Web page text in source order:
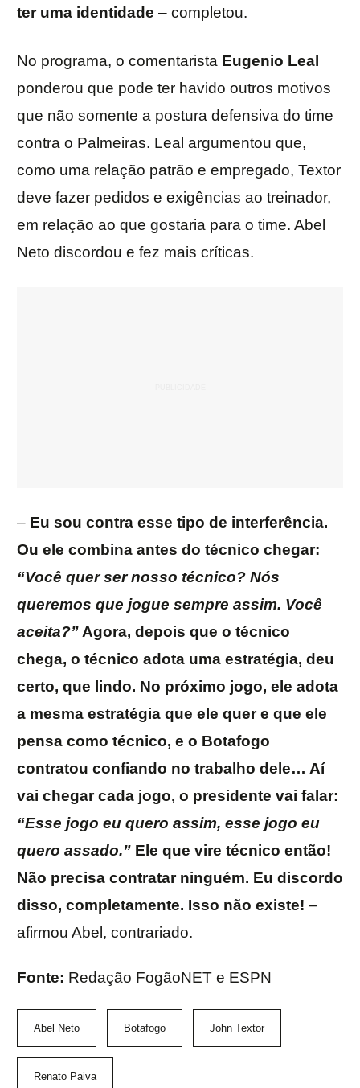
ter uma identidade – completou.
No programa, o comentarista Eugenio Leal
ponderou que pode ter havido outros motivos
que não somente a postura defensiva do time
contra o Palmeiras. Leal argumentou que,
como uma relação patrão e empregado, Textor
deve fazer pedidos e exigências ao treinador,
em relação ao que gostaria para o time. Abel
Neto discordou e fez mais críticas.
– Eu sou contra esse tipo de interferência.
Ou ele combina antes do técnico chegar:
“Você quer ser nosso técnico? Nós
queremos que jogue sempre assim. Você
aceita?”Agora, depois que o técnico
chega, o técnico adota uma estratégia, deu
certo, que lindo. No próximo jogo, ele adota
a mesma estratégia que ele quer e que ele
pensa como técnico, e o Botafogo
contratou confiando no trabalho dele… Aí
vai chegar cada jogo, o presidente vai falar:
“Esse jogo eu quero assim, esse jogo eu
quero assado.” Ele que vire técnico então!
Não precisa contratar ninguém. Eu discordo
disso, completamente. Isso não existe! –
afirmou Abel, contrariado.
Fonte: Redação FogãoNET e ESPN
Abel Neto Botafogo John Textor
Renato Paiva